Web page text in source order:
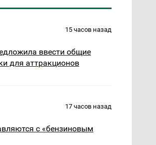
15 часов назад
ввести общие
для аттракционов
17 часов назад
с «бензиновым